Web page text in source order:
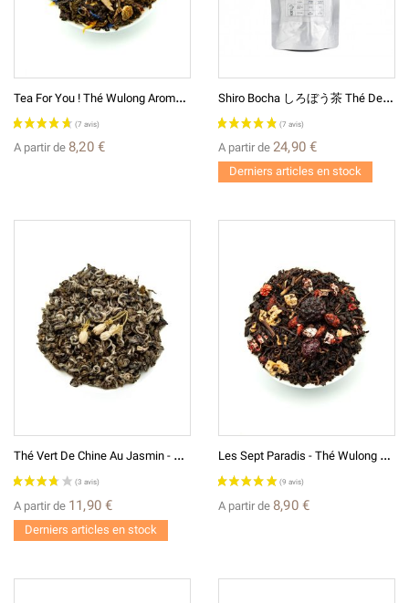
T
Ea For You ! Thé Wulong Aromatisé
A partir de 8,20 €
S
Hiro Bocha しろぼう茶 Thé De Tiges Grillées Thé Vert Japonais
A partir de 24,90 €
Derniers articles en stock
T
Hé Vert De Chine Au Jasmin - Bourgeons Des Neiges (flocons) Xueya Piaoxue - 2025
A partir de 11,90 €
Derniers articles en stock
L
Es Sept Paradis - Thé Wulong Aromatisé
A partir de 8,90 €